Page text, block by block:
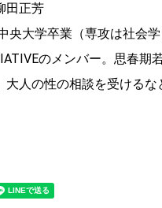
田正芳
央大学卒業（専攻は社会
のメンバー。思春
大人の性の相談を受ける